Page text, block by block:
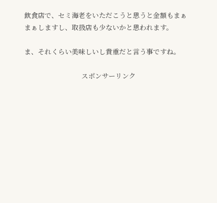
飲食店で、セミ海老をいただこうと思うと金額もまぁ
まぁしますし、取扱店も少ないかと思われます。
ま、それくらい美味しいし貴重だと言う事ですね。
スポンサーリンク